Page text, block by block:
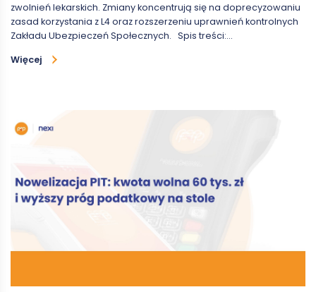
zwolnień lekarskich. Zmiany koncentrują się na doprecyzowaniu
zasad korzystania z L4 oraz rozszerzeniu uprawnień kontrolnych
Zakładu Ubezpieczeń Społecznych. Spis treści:…
Więcej